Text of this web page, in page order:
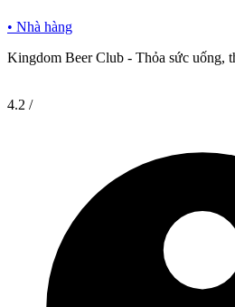
• Nhà hàng
Kingdom Beer Club - Thỏa sức uống,
4.2 /